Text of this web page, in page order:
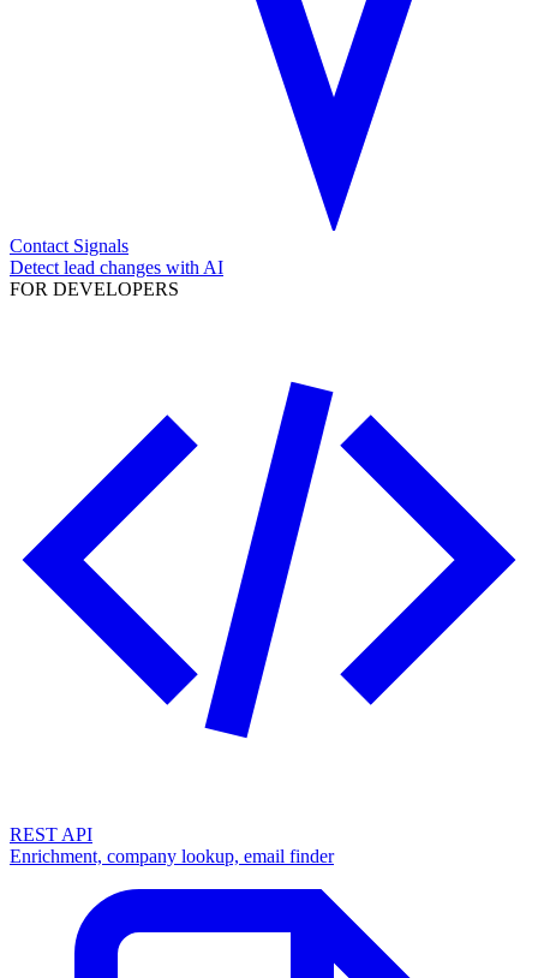
Contact Signals
Detect lead changes with AI
FOR DEVELOPERS
REST API
Enrichment, company lookup, email finder